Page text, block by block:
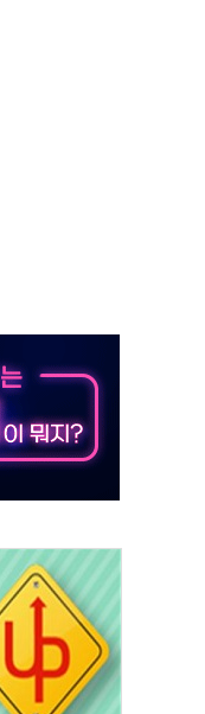
화